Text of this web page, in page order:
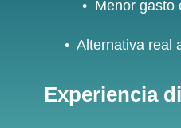
• Menor gasto
• Alternativa real
Experiencia